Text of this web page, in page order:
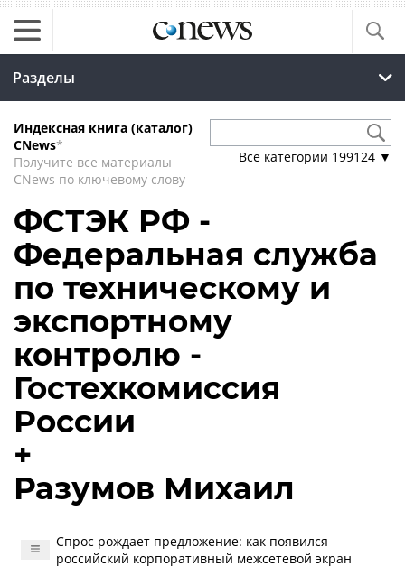
Разделы
Индексная книга (каталог)
CNews*
Получите все материалы
CNews по ключевому слову
Все категории 199124 ▼
ФСТЭК РФ -
Федеральная служба
по техническому и
экспортному
контролю -
Гостехкомиссия
России
+
Разумов Михаил
Спрос рождает предложение: как появился
российский корпоративный межсетевой экран